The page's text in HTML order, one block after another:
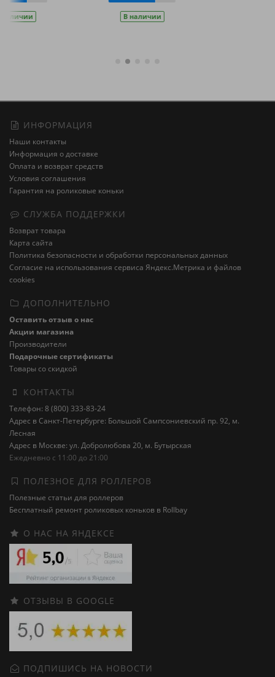
ИНФОРМАЦИЯ
Наши контакты
Информация о доставке
Оплата и возврат средств
Условия соглашения
Гарантия на роликовые коньки
СЛУЖБА ПОДДЕРЖКИ
Возврат товара
Карта сайта
Политика безопасности и обработки персональных данных
Cогласие на использования сервиса Яндекс.Метрика и файлов
cookies
ДОПОЛНИТЕЛЬНО
Оставить отзыв о нас
Акции магазина
Производители
Подарочные сертификаты
Товары со скидкой
КОНТАКТЫ
Телефон: 8 (800) 333-83-24
Адрес в Санкт-Петербурге: Большой Сампсониевский пр. 92, м.
Лесная
Адрес в Москве: ул. Добролюбова 20, м. Бутырская
Ежедневно с 11:00 до 21:00
ПОЛЕЗНОЕ ДЛЯ РОЛЛЕРОВ
Полезные статьи для роллеров
Бесплатный ремонт роликовых коньков в Rollbay
О НАС НА ЯНДЕКСЕ
ОТЗЫВЫ В GOOGLE
ПОДПИШИСЬ НА НОВОСТИ